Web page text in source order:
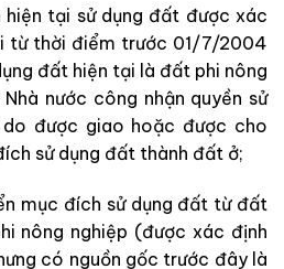
hiện tại sử dụng đất được xác
từ thời điểm trước 01/7/2004
đất hiện tại là đất phi nông
nước công nhận quyền sử
được giao hoặc được cho
sử dụng đất thành đất ở;
mục đích sử dụng đất từ đất
nông nghiệp (được xác định
có nguồn gốc trước đây là